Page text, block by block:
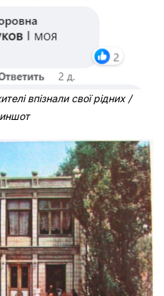
впізнали свої рідних /